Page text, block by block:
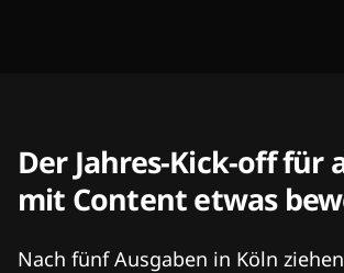
Der Jahres-Kick-off für
mit Content etwas
Nach fünf Ausgaben in Köln